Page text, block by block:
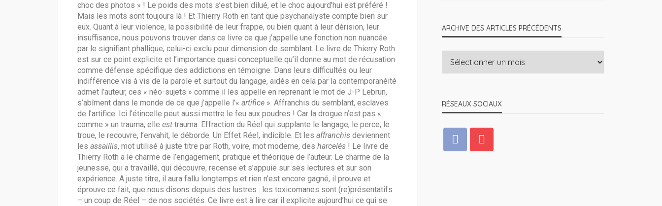
choc des photos » ! Le poids des mots s’est bien dilué, et le choc aujourd’hui est préféré !
Mais les mots sont toujours là ! Et Thierry Roth en tant que psychanalyste compte bien sur
eux. Quant à leur violence, la possibilité de leur frappe, ou bien quant à leur dérision, leur
insuffisance, nous pouvons trouver dans ce livre ce que j’appelle une fonction non nuancée
par le signifiant phallique, celui-ci exclu pour dimension de semblant. Le livre de Thierry Roth
est sur ce point explicite et l’importance quasi conceptuelle qu’il donne au mot de récusation
comme défense spécifique des addictions en témoigne. Dans leurs difficultés ou leur
indifférence vis à vis de la parole et surtout du langage, aidés en cela par la contemporanéité
admet l’auteur, ces « néo-sujets » comme il les appelle en reprenant le mot de J-P Lebrun,
s’abîment dans le monde de ce que j’appelle l’« artifice ». Affranchis du semblant, esclaves
de l’artifice. Ici l’étincelle peut aussi mettre le feu aux poudres ! Car la drogue n’est pas «
comme » un trauma, elle est trauma. Effraction du Réel qui supplante le langage, le perce, le
troue, le recouvre, l’envahit, le déborde. Un Effet Réel, indicible. Et les affranchis deviennent
les assaillis, mot utilisé à juste titre par Roth, voire, mot moderne, des harcelés ! Le livre de
Thierry Roth a le charme de l’engagement, pratique et théorique de l’auteur. Le charme de la
jeunesse, qui a travaillé, qui découvre, recense et s’appuie sur ses lectures et sur son
expérience. A juste titre, il aura fallu longtemps et rien n’est encore gagné, il prouve et
éprouve ce fait, que nous disons depuis des lustres : les toxicomanes sont (re)présentatifs
– un coup de Réel – de nos sociétés. Ce livre est à lire car il explicite aujourd’hui ce qui se
ARCHIVE DES ARTICLES PRÉCÉDENTS
RÉSEAUX SOCIAUX